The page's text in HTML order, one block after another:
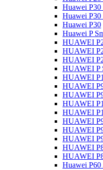
Huawei
Huawei P30
Huawei P30
Huawei P
HUAWEI
HUAWEI
HUAWEI
HUAWEI P
HUAWEI
HUAWEI
HUAWEI
HUAWEI
HUAWEI
HUAWEI
HUAWEI
HUAWEI
HUAWEI
HUAWEI
Huawei P60